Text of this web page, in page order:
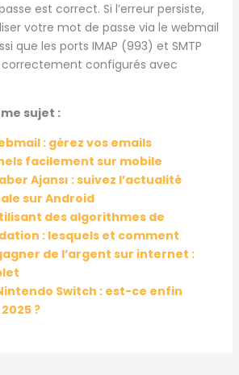
est correct. Si l’erreur persiste,
votre mot de passe via le webmail
que les ports IMAP (993) et SMTP
configurés avec
sujet :
: gérez vos emails
facilement sur mobile
Ajansı : suivez l’actualité
sur Android
des algorithmes de
: lesquels et comment
de l’argent sur internet :
Switch : est-ce enfin
?